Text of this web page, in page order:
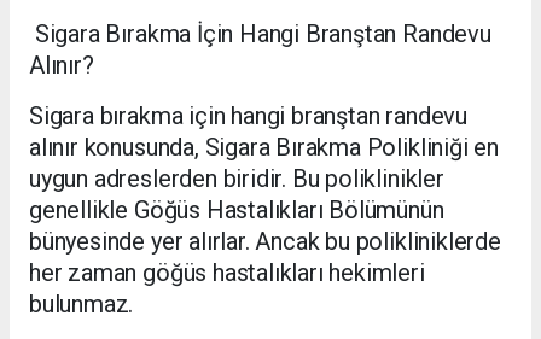
Sigara Bırakma İçin Hangi Branştan Randevu
Alınır?
Sigara bırakma için hangi branştan randevu
alınır konusunda, Sigara Bırakma Polikliniği en
uygun adreslerden biridir. Bu poliklinikler
genellikle Göğüs Hastalıkları Bölümünün
bünyesinde yer alırlar. Ancak bu polikliniklerde
her zaman göğüs hastalıkları hekimleri
bulunmaz.